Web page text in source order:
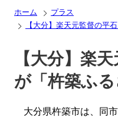
ホーム
プラス
【大分】楽天元監督の平
【大分】楽
が「杵築ふ
大分県杵築市は、同